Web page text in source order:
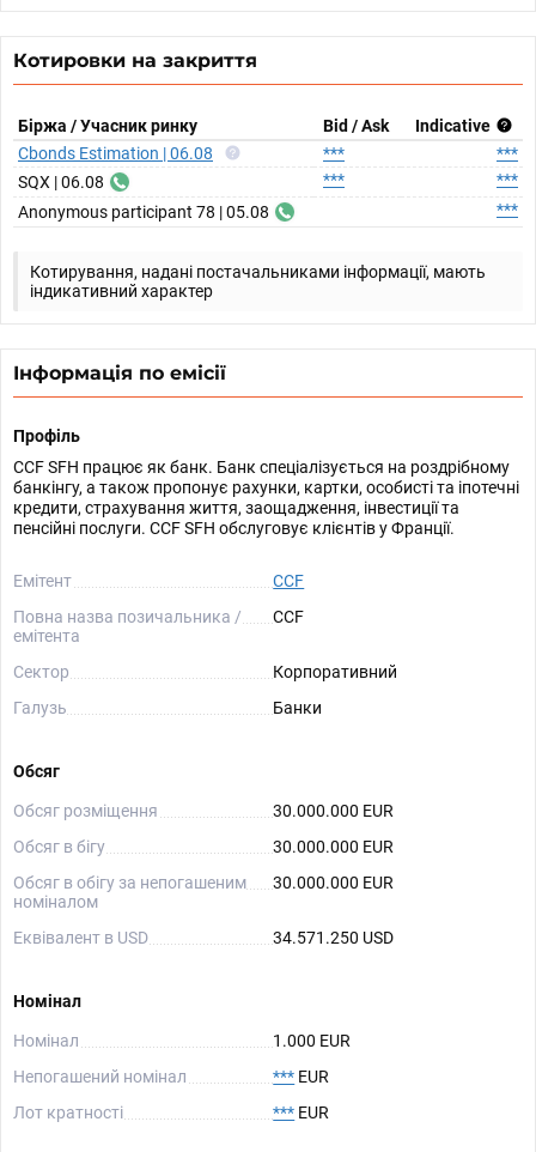
Котировки на закриття
Біржа / Учасник ринку Bid / Ask
Indicative
Cbonds Estimation | 06.08
***
***
SQX | 06.08
***
***
Anonymous participant 78 | 05.08
***
Котирування, надані постачальниками інформації, мають
індикативний характер
Інформація по емісії
Профіль
CCF SFH працює як банк. Банк спеціалізується на роздрібному
банкінгу, а також пропонує рахунки, картки, особисті та іпотечні
кредити, страхування життя, заощадження, інвестиції та
пенсійні послуги. CCF SFH обслуговує клієнтів у Франції.
Емітент
CCF
Повна назва позичальника /
емітента
CCF
Сектор
Корпоративний
Галузь
Банки
Обсяг
Обсяг розміщення
30.000.000 EUR
Обсяг в бігу
30.000.000 EUR
Обсяг в обігу за непогашеним
номіналом
30.000.000 EUR
Еквівалент в USD 34.571.250 USD
Номінал
Номінал
1.000 EUR
Непогашений номінал
*** EUR
Лот кратності
*** EUR